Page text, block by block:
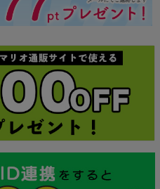
ジト
ップ